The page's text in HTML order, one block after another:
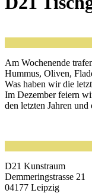
Am Wochenende
Hummus, Oliven,
Was haben wir die
Im Dezember fei­ern
den letz­ten Jahren
D21 Kunstraum
Demmeringstrasse 21
04177 Leipzig